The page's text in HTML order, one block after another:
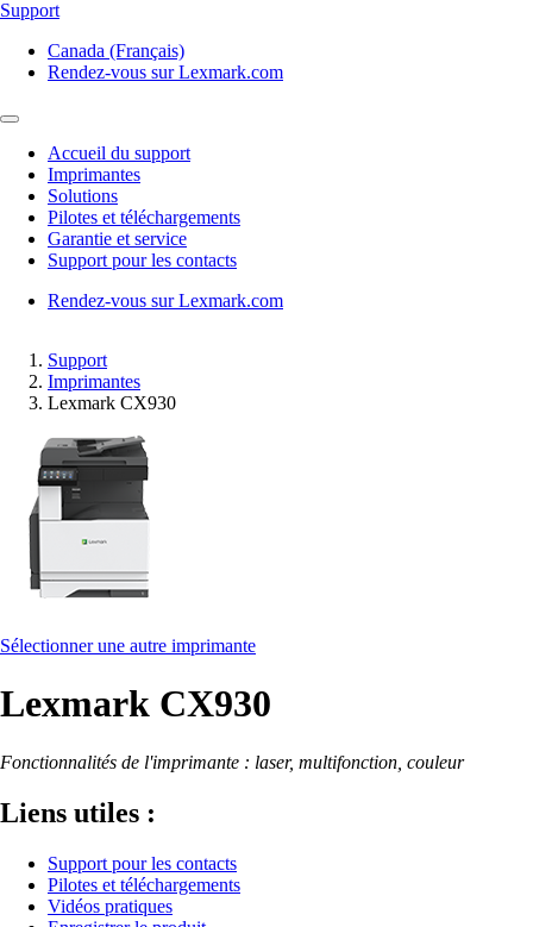
Support
Canada (Français)
Rendez-vous sur Lexmark.com
Accueil du support
Imprimantes
Solutions
Pilotes et téléchargements
Garantie et service
Support pour les contacts
Rendez-vous sur Lexmark.com
Support
Imprimantes
Lexmark CX930
Sélectionner une autre imprimante
Lexmark CX930
Fonctionnalités de l'imprimante : laser, multifonction, couleur
Liens utiles :
Support pour les contacts
Pilotes et téléchargements
Vidéos pratiques